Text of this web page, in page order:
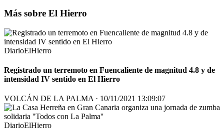
Más sobre El Hierro
DiarioElHierro
Registrado un terremoto en Fuencaliente de magnitud 4.8 y de
intensidad IV sentido en El Hierro
VOLCÁN DE LA PALMA · 10/11/2021 13:09:07
DiarioElHierro